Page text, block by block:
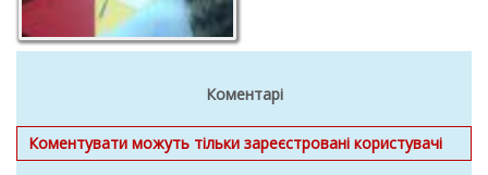
Коментарі
Коментувати можуть тільки зареєстровані користувачі